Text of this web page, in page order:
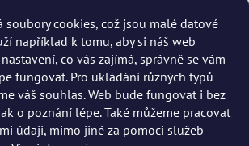
soubory cookies, což jsou malé datové
například k tomu, aby si náš web
co vás zajímá, správně se vám
fungovat. Pro ukládání různých typů
váš souhlas. Web bude fungovat i bez
o poznání lépe. Také můžeme pracovat
údaji, mimo jiné za pomoci služeb
platby